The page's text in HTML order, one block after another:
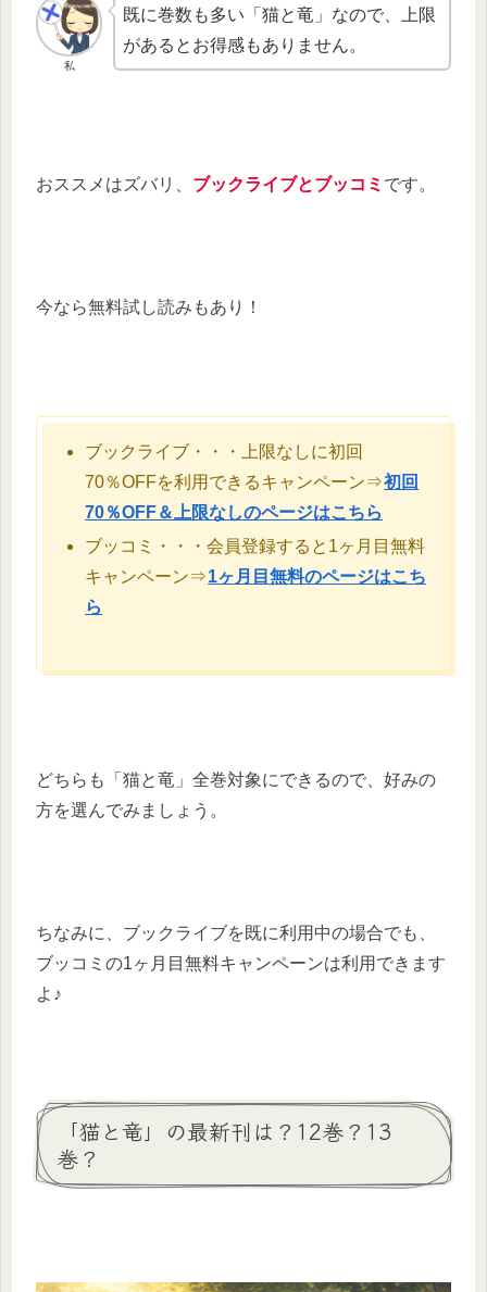
私
既に巻数も多い「猫と竜」なので、上限
があるとお得感もありません。
おススメはズバリ、 ブックライブとブッコミ です。
今なら無料試し読みもあり！
ブックライブ・・・上限なしに初回
70％OFFを利用できるキャンペーン⇒初回
70％OFF＆上限なしのページはこちら
ブッコミ・・・会員登録すると1ヶ月目無料
キャンペーン⇒1ヶ月目無料のページはこち
ら
どちらも「猫と竜」全巻対象にできるので、好みの
方を選んでみましょう。
ちなみに、ブックライブを既に利用中の場合でも、
ブッコミの1ヶ月目無料キャンペーンは利用できます
よ♪
「猫と竜」の最新刊は？12巻？13
巻？